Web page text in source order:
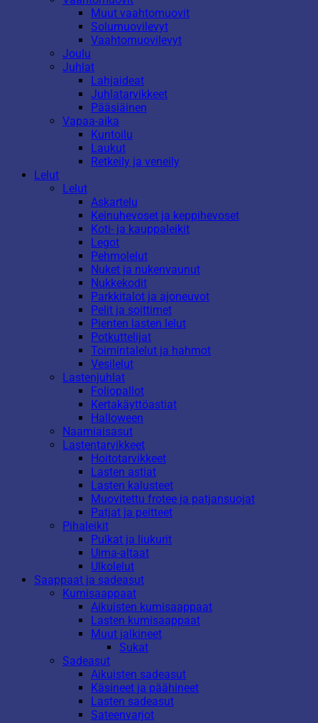
Muut vaahtomuovit
Solumuovilevyt
Vaahtomuovilevyt
Joulu
Juhlat
Lahjaideat
Juhlatarvikkeet
Pääsiäinen
Vapaa-aika
Kuntoilu
Laukut
Retkeily ja veneily
Lelut
Lelut
Askartelu
Keinuhevoset ja keppihevoset
Koti- ja kauppaleikit
Legot
Pehmolelut
Nuket ja nukenvaunut
Nukkekodit
Parkkitalot ja ajoneuvot
Pelit ja soittimet
Pienten lasten lelut
Potkuttelijat
Toimintalelut ja hahmot
Vesilelut
Lastenjuhlat
Foliopallot
Kertakäyttöastiat
Halloween
Naamiaisasut
Lastentarvikkeet
Hoitotarvikkeet
Lasten astiat
Lasten kalusteet
Muovitettu frotee ja patjansuojat
Patjat ja peitteet
Pihaleikit
Pulkat ja liukurit
Uima-altaat
Ulkolelut
Saappaat ja sadeasut
Kumisaappaat
Aikuisten kumisaappaat
Lasten kumisaappaat
Muut jalkineet
Sukat
Sadeasut
Aikuisten sadeasut
Käsineet ja päähineet
Lasten sadeasut
Sateenvarjot